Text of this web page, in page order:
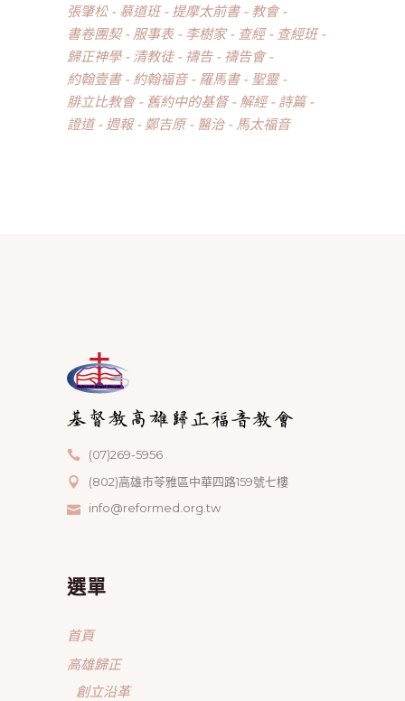
張肇松
慕道班 提摩太前書
教會
書卷團契
服事表 李樹家 查經
查經班
歸正神學
清教徒 禱告
禱告會
約翰壹書
約翰福音 羅馬書
聖靈
腓立比教會
舊約中的基督 解經
詩篇
證道
週報 鄭吉原 醫治 馬太福音
(07)269-5956
(802)高雄市苓雅區中華四路159號七樓
info@reformed.org.tw
選單
首頁
高雄歸正
創立沿革